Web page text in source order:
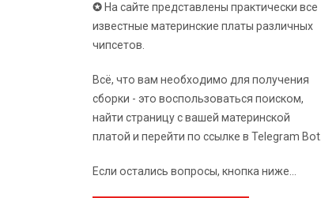
✪ На сайте представлены практически все
известные материнские платы различных
чипсетов.
Всё, что вам необходимо для получения
сборки - это воспользоваться поиском,
найти страницу с вашей материнской
платой и перейти по ссылке в Telegram Bot.
Если остались вопросы, кнопка ниже...